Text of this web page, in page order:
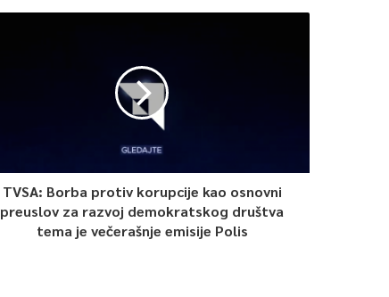
TVSA: Borba protiv korupcije kao osnovni
preuslov za razvoj demokratskog društva
tema je večerašnje emisije Polis